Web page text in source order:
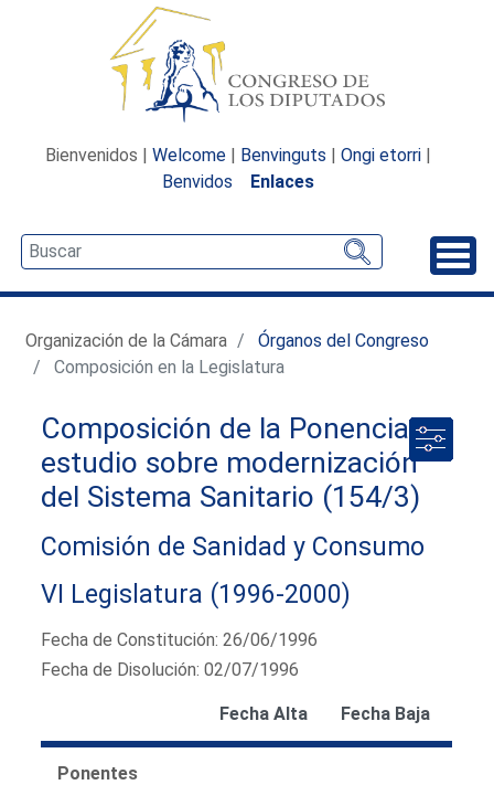
Bienvenidos | Welcome | Benvinguts | Ongi etorri |
Benvidos
Enlaces
Organización de la Cámara
Órganos del Congreso
Composición en la Legislatura
Composición de la Ponencia de
estudio sobre modernización
del Sistema Sanitario (154/3)
Comisión de Sanidad y Consumo
VI Legislatura (1996-2000)
Fecha de Constitución: 26/06/1996
Fecha de Disolución: 02/07/1996
Fecha Alta Fecha Baja
Ponentes